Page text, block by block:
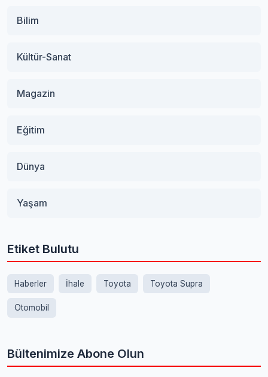
Bilim
Kültür-Sanat
Magazin
Eğitim
Dünya
Yaşam
Etiket Bulutu
Haberler İhale Toyota Toyota Supra
Otomobil
Bültenimize Abone Olun